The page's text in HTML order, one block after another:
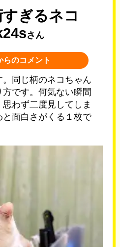
ぎるネコ
さん
らのコメント
同じ柄のネコちゃん
です。何気ない瞬間
わず二度見してしま
と面白さがくる１枚で